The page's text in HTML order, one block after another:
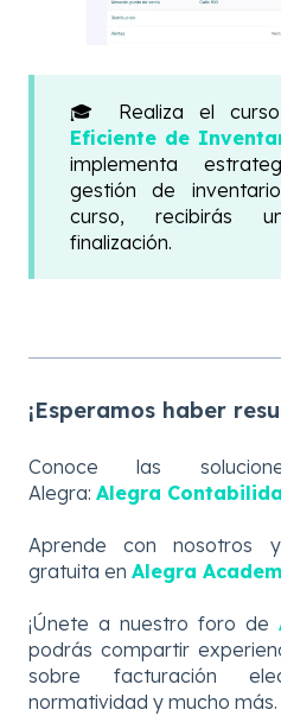
🎓 Realiza el
Eficiente de
implementa
gestión de
curso, recibirás
finalización.
¡Esperamos haber
Conoce las
Alegra: Alegra
Aprende con nosotros
gratuita en Alegra
¡Únete a nuestro foro de
podrás compartir
sobre facturación
normatividad y mucho más.